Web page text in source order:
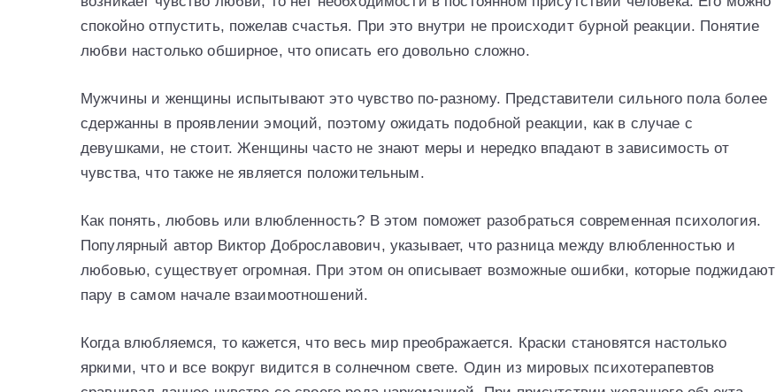
спокойно отпустить, пожелав счастья. При это внутри не происходит бурной реакции. Понятие
любви настолько обширное, что описать его довольно сложно.
Мужчины и женщины испытывают это чувство по-разному. Представители сильного пола более
сдержанны в проявлении эмоций, поэтому ожидать подобной реакции, как в случае с
девушками, не стоит. Женщины часто не знают меры и нередко впадают в зависимость от
чувства, что также не является положительным.
Как понять, любовь или влюбленность? В этом поможет разобраться современная психология.
Популярный автор Виктор Доброславович, указывает, что разница между влюбленностью и
любовью, существует огромная. При этом он описывает возможные ошибки, которые поджидают
пару в самом начале взаимоотношений.
Когда влюбляемся, то кажется, что весь мир преображается. Краски становятся настолько
яркими, что и все вокруг видится в солнечном свете. Один из мировых психотерапевтов